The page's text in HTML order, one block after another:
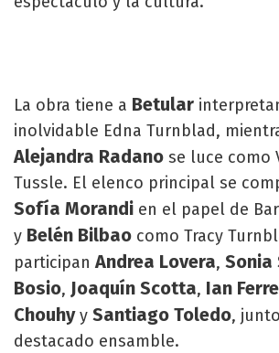
La obra tiene a Betular
inolvidable Edna Turnblad,
Alejandra Radano se luce como
Tussle. El elenco principal se
Sofía Morandi en el papel de
y Belén Bilbao como Tracy
participanAndrea Lovera, Sonia
Bosio, Joaquín Scotta, Ian
Chouhyy Santiago Toledo,
destacado ensamble.